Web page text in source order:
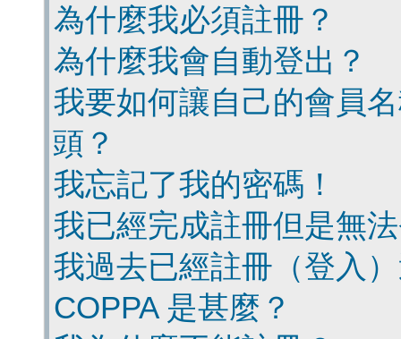
為什麼我必須註冊？
為什麼我會自動登出？
我要如何讓自己的會員
頭？
我忘記了我的密碼！
我已經完成註冊但是無
我過去已經註冊（登入
COPPA 是甚麼？